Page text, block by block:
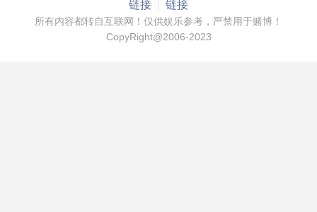
链接 链接
所有内容都转自互联网！仅供娱乐参考，严禁用于赌博！
CopyRight@2006-2023